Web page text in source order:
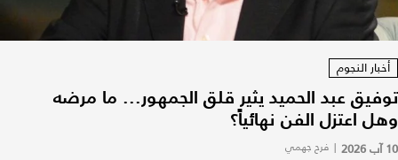
أخبار النجوم
توفيق عبد الحميد يثير قلق الجمهور... ما مرضه
وهل اعتزل الفن نهائياً؟
10 آب 2026 | فرح جهمي